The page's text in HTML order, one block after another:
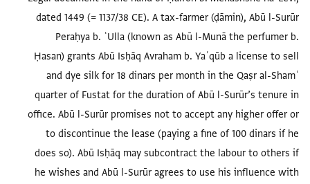
dated 1449 (= 1137/38 CE). A tax-farmer (ḍāmin), Abū l-Surūr
Peraḥya b. ʿUlla (known as Abū l-Munā the perfumer b.
Ḥasan) grants Abū Isḥāq Avraham b. Yaʿqūb a license to sell
and dye silk for 18 dinars per month in the Qaṣr al-Shamʿ
quarter of Fustat for the duration of Abū l-Surūr’s tenure in
office. Abū l-Surūr promises not to accept any higher offer or
to discontinue the lease (paying a fine of 100 dinars if he
does so). Abū Isḥāq may subcontract the labour to others if
he wishes and Abū l-Surūr agrees to use his influence with